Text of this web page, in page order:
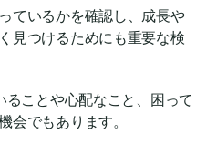
ているかを確認し、成長や
見つけるためにも重要な検
ことや心配なこと、困って
会でもあります。